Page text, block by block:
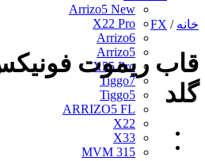
Arrizo5 New
X22 Pro
Arrizo6
Arrizo5
X55 Pro
Tiggo7
Tiggo5
ARRIZO5 FL
X22
X33
MVM 315
خانه /
FX
گلد